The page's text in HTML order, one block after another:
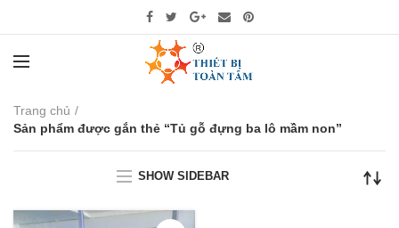
Trang chủ
Sản phẩm được gắn thẻ “Tủ gỗ đựng ba lô mầm non”
SHOW SIDEBAR